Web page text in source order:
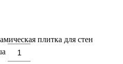
плитка для стен